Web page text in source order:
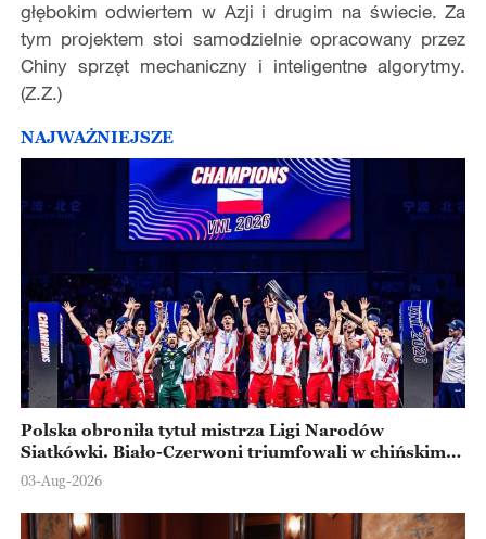
głębokim odwiertem w Azji i drugim na świecie. Za
tym projektem stoi samodzielnie opracowany przez
Chiny sprzęt mechaniczny i inteligentne algorytmy.
(Z.Z.)
NAJWAŻNIEJSZE
Polska obroniła tytuł mistrza Ligi Narodów
Siatkówki. Biało-Czerwoni triumfowali w chińskim
Ningbo
03-Aug-2026